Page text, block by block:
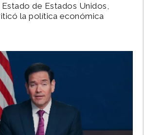
de Estados Unidos,
la política económica